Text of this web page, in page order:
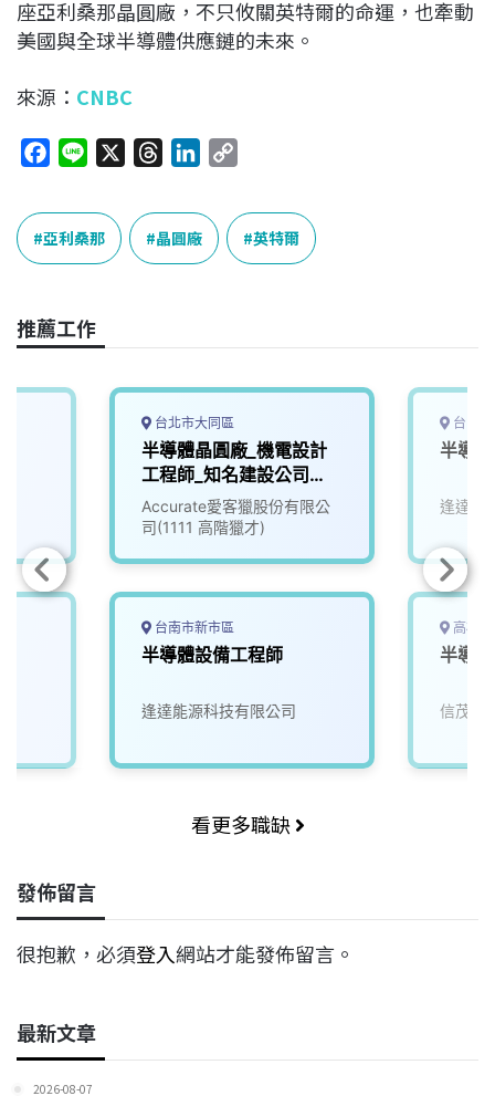
座亞利桑那晶圓廠，不只攸關英特爾的命運，也牽動
美國與全球半導體供應鏈的未來。
來源： CNBC
c
e
b
o
k
n
e
r
e
a
n
k
e
n
p
y
L
k
亞利桑那 晶圓廠 英特爾
推薦工作
台北市大同區
半導體晶圓廠_機電設計
工程師_知名建設公司
(3010260)
Accurate愛客獵股份有限公
司(1111 高階獵才)
台南市新市區
半導體設備工程師
逢達能源科技有限公司
台中
半導
逢達能
高雄
半導
信茂科
看更多職缺
發佈留言
很抱歉，必須登入網站才能發佈留言。
最新文章
2026-08-07